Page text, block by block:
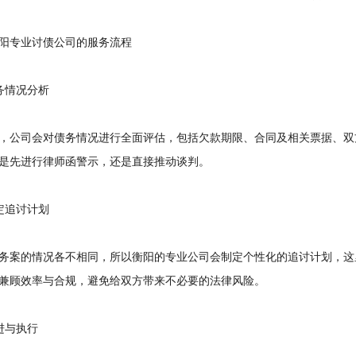
业讨债公司的服务流程
况分析
会对债务情况进行全面评估，包括欠款期限、合同及相关票据、双
先进行律师函警示，还是直接推动谈判。
讨计划
情况各不相同，所以衡阳的专业公司会制定个性化的追讨计划，这
顾效率与合规，避免给双方带来不必要的法律风险。
执行